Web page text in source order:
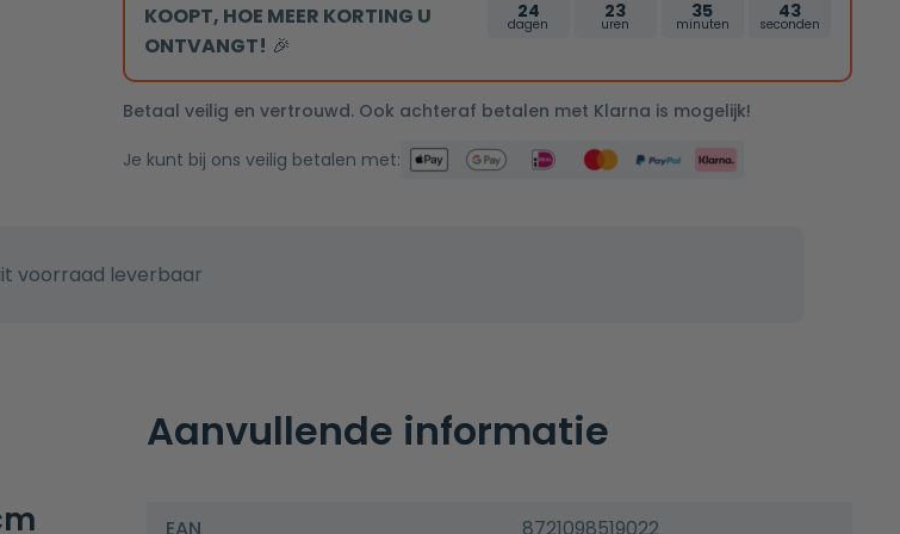
rooster
cm
mat
goud
aantal
KOOPT, HOE MEER KORTING U
ONTVANGT! 🎉
24
dagen
23
uren
35
minuten
42
seconden
Betaal veilig en vertrouwd. Ook achteraf betalen met Klarna is mogelijk!
Je kunt bij ons veilig betalen met:
voorraad leverbaar
Aanvullende informatie